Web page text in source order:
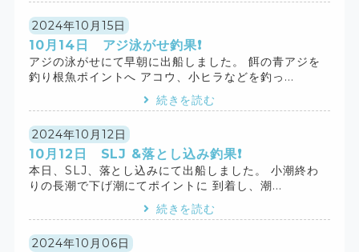
2024年10月15日
10月14日 アジ泳がせ釣果❗️
アジの泳がせにて早朝に出船しました。 餌の青アジを
釣り根魚ポイントへ アコウ、小ヒラなどを釣っ...
続きを読む
2024年10月12日
10月12日 SLJ &落とし込み釣果❗️
本日、SLJ、落とし込みにて出船しました。 小潮終わ
りの長潮で下げ潮にてポイントに 到着し、潮...
続きを読む
2024年10月06日